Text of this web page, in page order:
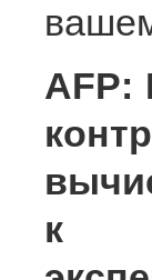
AFP:
к